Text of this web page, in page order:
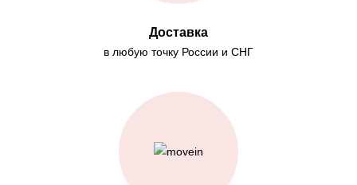
Доставка
в любую точку России и СНГ